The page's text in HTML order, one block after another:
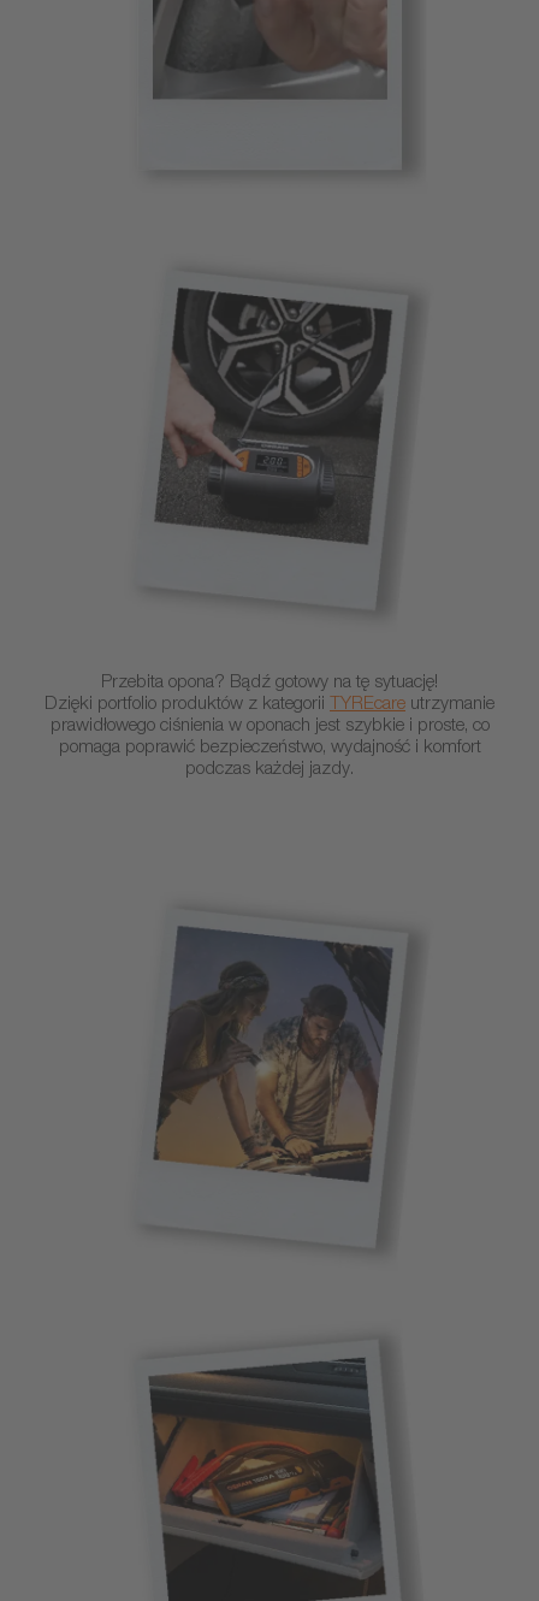
Przebita opona? Bądź gotowy na tę sytuację!
Dzięki portfolio produktów z kategorii TYREcare utrzymanie
prawidłowego ciśnienia w oponach jest szybkie i proste, co
pomaga poprawić bezpieczeństwo, wydajność i komfort
podczas każdej jazdy.